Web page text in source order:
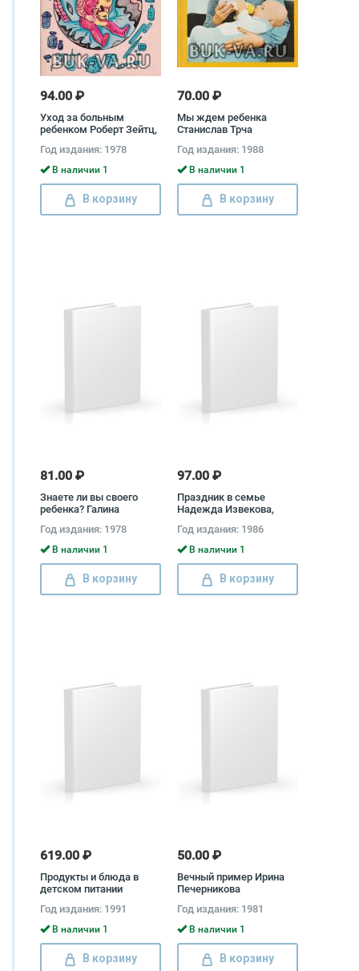
94.00 ₽
Уход за больным
ребенком Роберт Зейтц,
Год издания: 1978
В наличии 1
В корзину
70.00 ₽
Мы ждем ребенка
Станислав Трча
Год издания: 1988
В наличии 1
В корзину
81.00 ₽
Знаете ли вы своего
ребенка? Галина
Год издания: 1978
В наличии 1
В корзину
97.00 ₽
Праздник в семье
Надежда Извекова,
Год издания: 1986
В наличии 1
В корзину
619.00 ₽
Продукты и блюда в
детском питании
Дружинина
Год издания: 1991
В наличии 1
В корзину
50.00 ₽
Вечный пример Ирина
Печерникова
Год издания: 1981
В наличии 1
В корзину